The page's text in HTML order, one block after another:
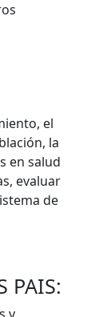
el
la
en salud
evaluar
de
PAIS: